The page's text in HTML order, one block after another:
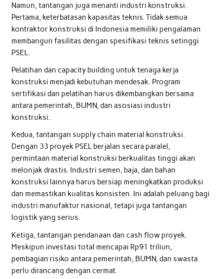
Namun, tantangan juga menanti industri konstruksi.
Pertama, keterbatasan kapasitas teknis. Tidak semua
kontraktor konstruksi di Indonesia memiliki pengalaman
membangun fasilitas dengan spesifikasi teknis setinggi
PSEL.
Pelatihan dan capacity building untuk tenaga kerja
konstruksi menjadi kebutuhan mendesak. Program
sertifikasi dan pelatihan harus dikembangkan bersama
antara pemerintah, BUMN, dan asosiasi industri
konstruksi.
Kedua, tantangan supply chain material konstruksi.
Dengan 33 proyek PSEL berjalan secara paralel,
permintaan material konstruksi berkualitas tinggi akan
melonjak drastis. Industri semen, baja, dan bahan
konstruksi lainnya harus bersiap meningkatkan produksi
dan memastikan kualitas konsisten. Ini adalah peluang bagi
industri manufaktur nasional, tetapi juga tantangan
logistik yang serius.
Ketiga, tantangan pendanaan dan cash flow proyek.
Meskipun investasi total mencapai Rp91 triliun,
pembagian risiko antara pemerintah, BUMN, dan swasta
perlu dirancang dengan cermat.